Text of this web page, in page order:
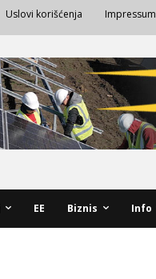
Uslovi korišćenja Impressum
EE Biznis Info